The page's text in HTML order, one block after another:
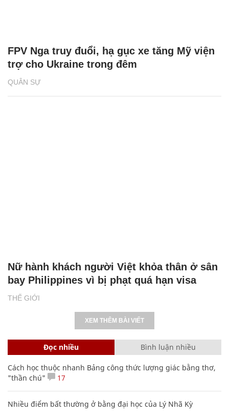
QUÂN SỰ
FPV Nga truy đuổi, hạ gục xe tăng Mỹ viện
trợ cho Ukraine trong đêm
THẾ GIỚI
Nữ hành khách người Việt khỏa thân ở sân
bay Philippines vì bị phạt quá hạn visa
XEM THÊM BÀI VIẾT
Đọc nhiều Bình luận nhiều
Cách học thuộc nhanh Bảng công thức lượng giác bằng thơ,
"thần chú"
17
Nhiều điểm bất thường ở bằng đại học của Lý Nhã Kỳ